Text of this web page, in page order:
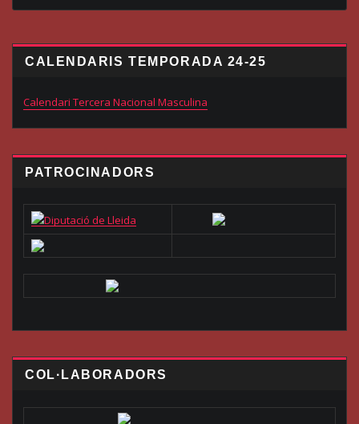
CALENDARIS TEMPORADA 24-25
Calendari Tercera Nacional Masculina
PATROCINADORS
COL·LABORADORS